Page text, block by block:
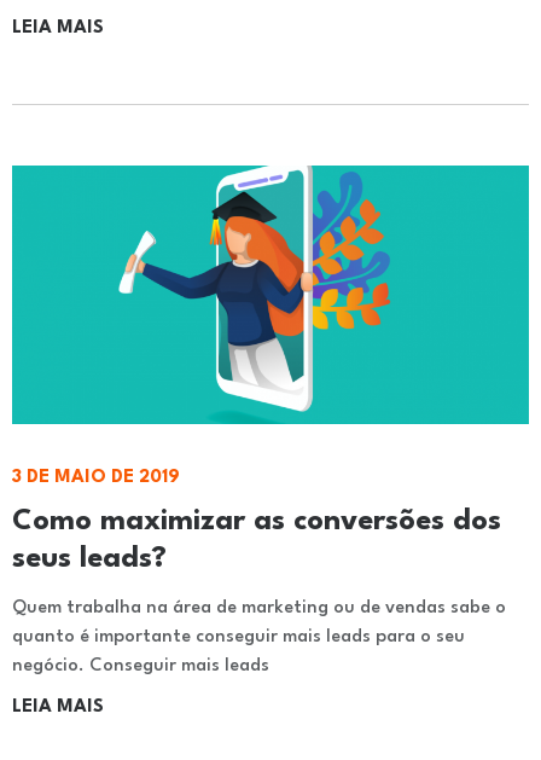
LEIA MAIS
Como maximizar as conversões dos
seus leads?
3 DE MAIO DE 2019
Quem trabalha na área de marketing ou de vendas sabe o
quanto é importante conseguir mais leads para o seu
negócio. Conseguir mais leads
LEIA MAIS